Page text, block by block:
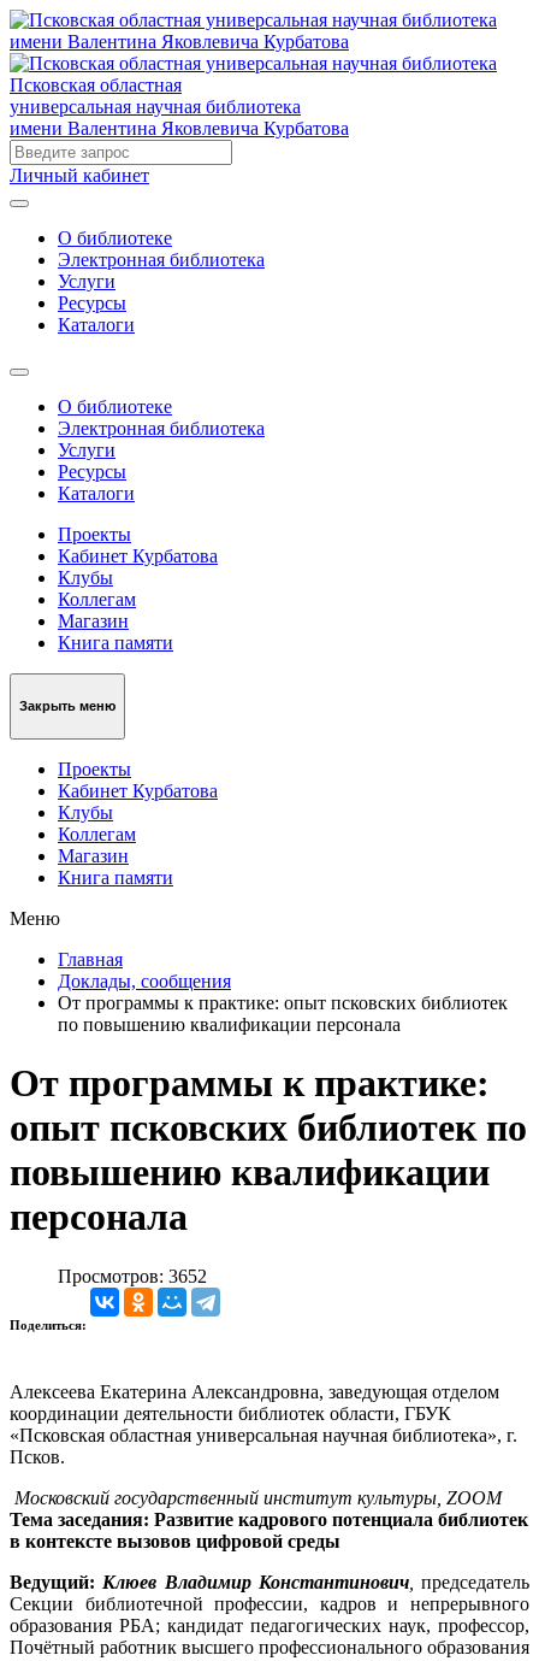
Псковская областная
универсальная научная библиотека
имени Валентина Яковлевича Курбатова
Личный кабинет
О библиотеке
Электронная библиотека
Услуги
Ресурсы
Каталоги
О библиотеке
Электронная библиотека
Услуги
Ресурсы
Каталоги
Проекты
Кабинет Курбатова
Клубы
Коллегам
Магазин
Книга памяти
Закрыть меню
Проекты
Кабинет Курбатова
Клубы
Коллегам
Магазин
Книга памяти
Меню
Главная
Доклады, сообщения
От программы к практике: опыт псковских библиотек
по повышению квалификации персонала
От программы к практике:
опыт псковских библиотек по
повышению квалификации
персонала
Просмотров: 3652
Поделиться:
Алексеева Екатерина Александровна, заведующая отделом
координации деятельности библиотек области, ГБУК
«Псковская областная универсальная научная библиотека», г.
Псков.
Московский государственный институт культуры, ZOOM
Тема заседания: Развитие кадрового потенциала библиотек
в контексте вызовов цифровой среды
Ведущий: Клюев Владимир Константинович, председатель
Секции библиотечной профессии, кадров и непрерывного
образования РБА; кандидат педагогических наук, профессор,
Почётный работник высшего профессионального образования